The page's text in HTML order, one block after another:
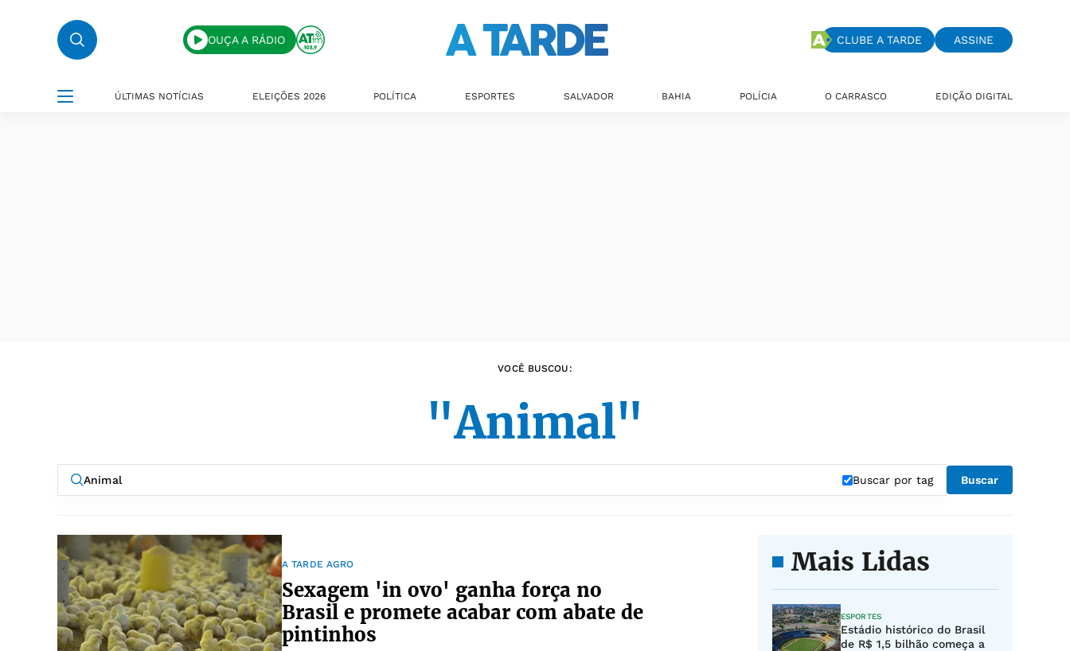
OUÇA A RÁDIO CLUBE A TARDE ASSINE
ÚLTIMAS NOTÍCIAS ELEIÇÕES 2026 POLÍTICA ESPORTES SALVADOR BAHIA POLÍCIA O CARRASCO EDIÇÃO DIGITAL
VOCÊ BUSCOU:
"Animal"
Buscar por tag Buscar
A TARDE AGRO
Sexagem 'in ovo' ganha força no
Brasil e promete acabar com abate de
pintinhos
Mais Lidas
ESPORTES
Estádio histórico do Brasil
de R$ 1,5 bilhão começa a